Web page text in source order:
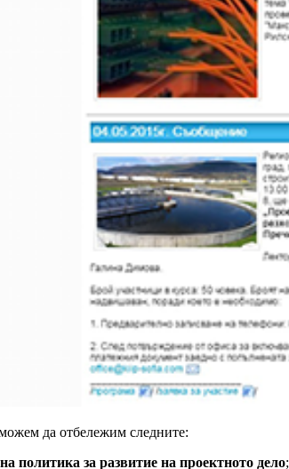
да отбележим следните:
политика за развитие на проектното дело;